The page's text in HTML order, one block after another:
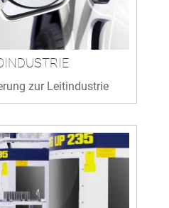
zur Leitindustrie